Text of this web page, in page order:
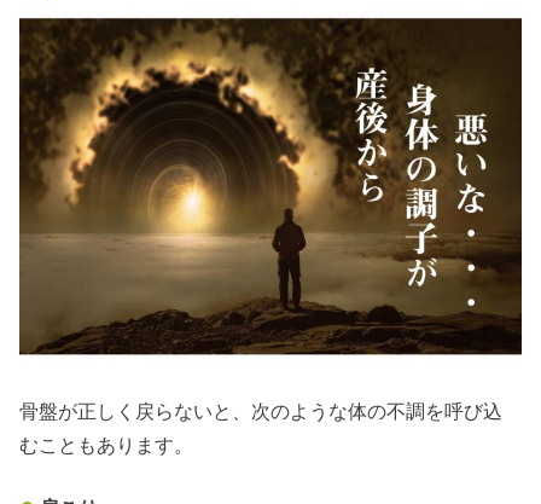
骨盤が正しく戻らないと、次のような体の不調を呼び込
むこともあります。